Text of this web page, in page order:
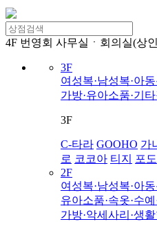
4F 번영회 사무실ㆍ회의실(상
3F
여성복·남성복·아동
가방·유아소품·기
3F
C-타라 GOOHO 가
로 코코아 티지 포
2F
여성복·남성복·아동
유아소품·속옷·수예
가방·악세사리·생